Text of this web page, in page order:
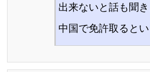
出来ないと話も聞
中国で免許取ると